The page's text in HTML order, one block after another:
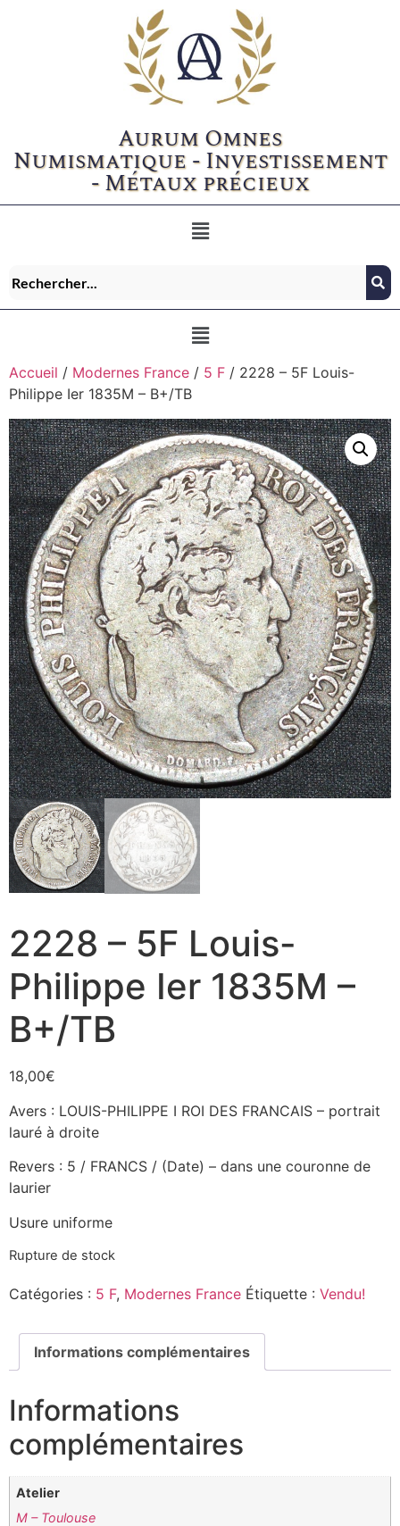
Aurum Omnes
Numismatique - Investissement
- Métaux précieux
Accueil / Modernes France / 5 F / 2228 – 5F Louis-
Philippe Ier 1835M – B+/TB
2228 – 5F Louis-
Philippe Ier 1835M –
B+/TB
18,00€
Avers : LOUIS-PHILIPPE I ROI DES FRANCAIS – portrait
lauré à droite
Revers : 5 / FRANCS / (Date) – dans une couronne de
laurier
Usure uniforme
Rupture de stock
Catégories : 5 F, Modernes France Étiquette : Vendu!
Informations complémentaires
Informations
complémentaires
Atelier
M – Toulouse